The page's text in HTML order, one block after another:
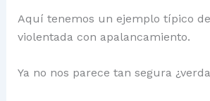
Aquí tenemos un ejemplo típico
violentada con apalancamiento.
Ya no nos parece tan segura